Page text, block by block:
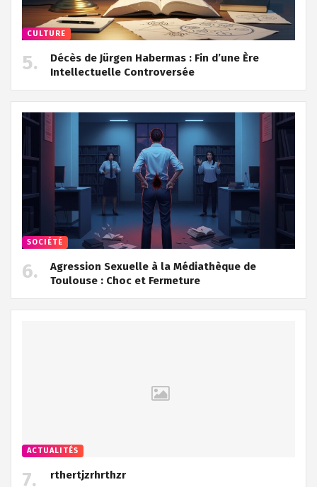
CULTURE
Décès de Jürgen Habermas : Fin d’une Ère
Intellectuelle Controversée
SOCIÉTÉ
Agression Sexuelle à la Médiathèque de
Toulouse : Choc et Fermeture
ACTUALITÉS
rthertjzrhrthzr